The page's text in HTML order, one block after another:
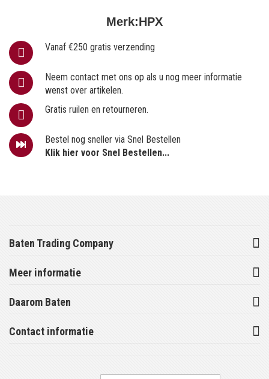
Merk:HPX
Vanaf €250 gratis verzending
Neem contact met ons op als u nog meer informatie
wenst over artikelen.
Gratis ruilen en retourneren.
Bestel nog sneller via Snel Bestellen
Klik hier voor Snel Bestellen...
Baten Trading Company
Meer informatie
Daarom Baten
Contact informatie